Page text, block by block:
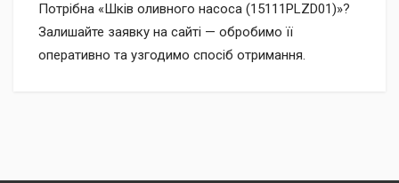
Потрібна «Шків оливного насоса (15111PLZD01)»?
Залишайте заявку на сайті — обробимо її
оперативно та узгодимо спосіб отримання.